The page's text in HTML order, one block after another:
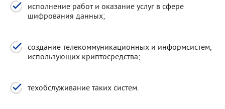
исполнение работ и оказание услуг в сфере
шифрования данных;
создание телекоммуникационных и информсистем,
использующих криптосредства;
техобслуживание таких систем.